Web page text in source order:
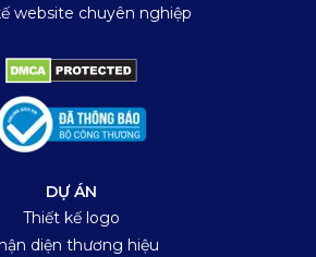
website chuyên nghiệp
DỰ ÁN
Thiết kế logo
diện thương hiệu